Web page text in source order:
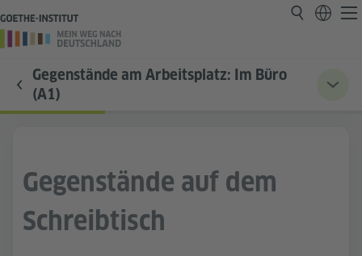
Gegenstände am Arbeitsplatz: Im Büro
(A1)
Gegenstände auf dem
Schreibtisch